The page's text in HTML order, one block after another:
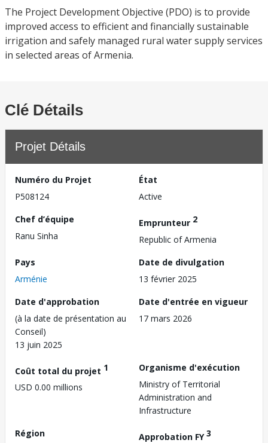
The Project Development Objective (PDO) is to provide
improved access to efficient and financially sustainable
irrigation and safely managed rural water supply services
in selected areas of Armenia.
Clé Détails
Projet Détails
Numéro du Projet
P508124
État
Active
Chef d’équipe
Ranu Sinha
Emprunteur 2
Republic of Armenia
Pays
Arménie
Date de divulgation
13 février 2025
Date d'approbation
(à la date de présentation au
Conseil)
13 juin 2025
Date d'entrée en vigueur
17 mars 2026
Coût total du projet 1
USD 0.00 millions
Organisme d'exécution
Ministry of Territorial
Administration and
Infrastructure
Région
Approbation FY3